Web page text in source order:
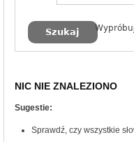
NIC NIE ZNALEZIONO
Sugestie:
Sprawdź, czy wszystkie